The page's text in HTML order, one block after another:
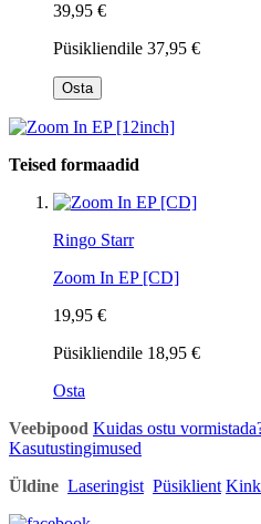
39,95 €
Püsikliendile 37,95 €
Osta
Teised formaadid
Ringo Starr
Zoom In EP [CD]
19,95 €
Püsikliendile 18,95 €
Osta
Veebipood Kuidas ostu
Kasutustingimused
Üldine Laseringist Püsiklient